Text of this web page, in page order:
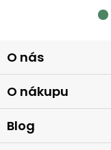
á
p
a
t
O nás
O nákupu
Blog